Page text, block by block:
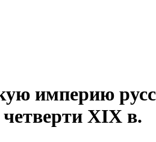
империю
XIX в.